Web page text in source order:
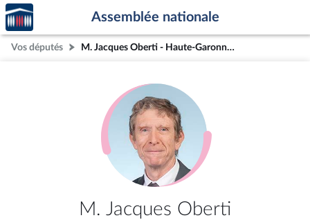
Aller au contenu
Aller en bas de la page
Accèder
à la
page
d'accueil
Assemblée nationale
Vos députés M. Jacques Oberti - Haute-Garonne (10e circonscription)
M. Jacques Oberti